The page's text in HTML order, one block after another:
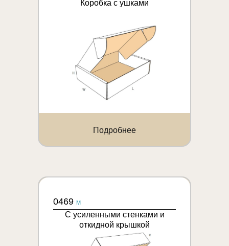
Коробка с ушками
Подробнее
0469 M
С усиленными стенками и
откидной крышкой